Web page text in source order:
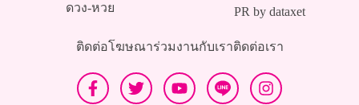
ดวง-หวย
PR by dataxet
ติดต่อโฆษณาร่วมงานกับเราติดต่อเรา